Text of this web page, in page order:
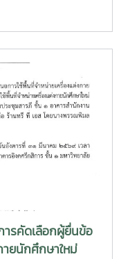
ำคณะ วิทยาลัย ของ
ารคัดเลือกผู้ยื่นข้อ
ายนักศึกษาใหม่